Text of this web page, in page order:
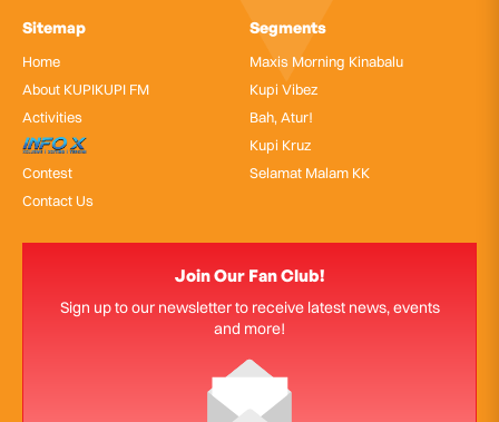
Sitemap
Home
About KUPIKUPI FM
Activities
InfoX
Contest
Contact Us
Segments
Maxis Morning Kinabalu
Kupi Vibez
Bah, Atur!
Kupi Kruz
Selamat Malam KK
Join Our Fan Club!
Sign up to our newsletter to receive latest news, events
and more!